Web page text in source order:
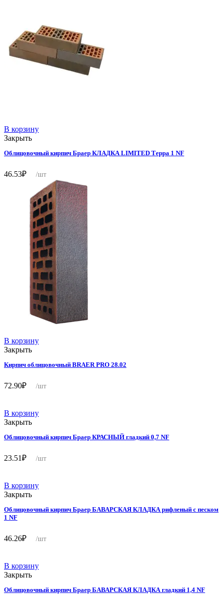
В корзину
Закрыть
Облицовочный кирпич Браер КЛАДКА LIMITED Терра 1 NF
46.53₽ /шт
В корзину
Закрыть
Кирпич облицовочный BRAER PRO 28.02
72.90₽ /шт
В корзину
Закрыть
Облицовочный кирпич Браер КРАСНЫЙ гладкий 0,7 NF
23.51₽ /шт
В корзину
Закрыть
Облицовочный кирпич Браер БАВАРСКАЯ КЛАДКА рифленый с песком
1 NF
46.26₽ /шт
В корзину
Закрыть
Облицовочный кирпич Браер БАВАРСКАЯ КЛАДКА гладкий 1,4 NF